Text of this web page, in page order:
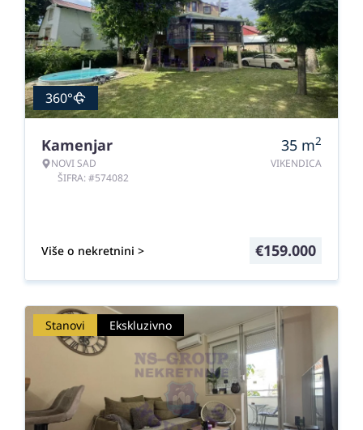
360°
Kamenjar
NOVI SAD
ŠIFRA: #574082
35 m2
VIKENDICA
Više o nekretnini > €159.000
Stanovi Ekskluzivno